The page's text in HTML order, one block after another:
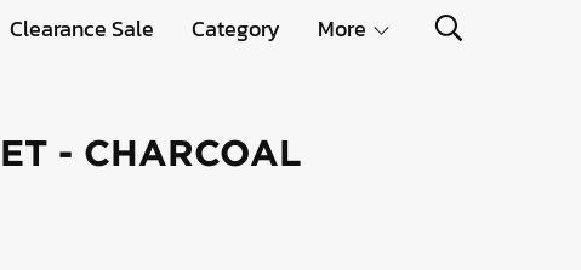
Clearance Sale Category More
- CHARCOAL